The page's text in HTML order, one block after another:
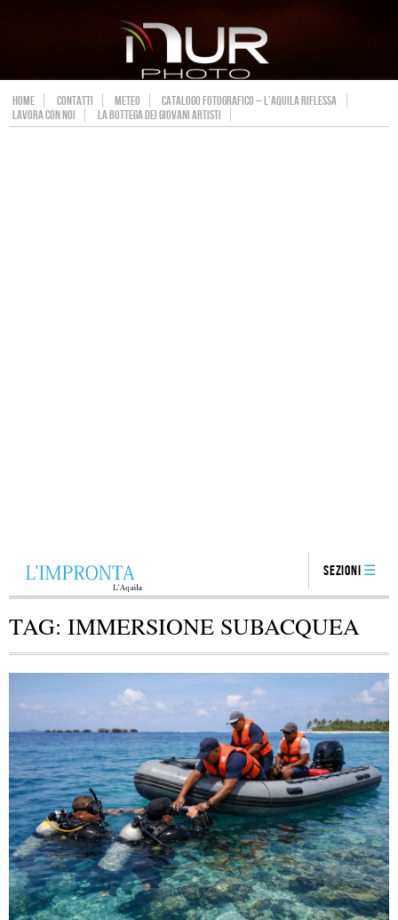
HOME CONTATTI METEO
CATALOGO FOTOGRAFICO – L’AQUILA RIFLESSA
LAVORA CON NOI
LA BOTTEGA DEI GIOVANI ARTISTI
Sezioni
TAG: IMMERSIONE SUBACQUEA